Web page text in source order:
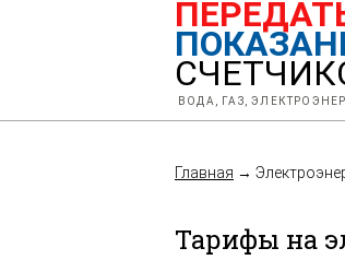
ВОДА, ГАЗ,
Главная →
Тарифы на